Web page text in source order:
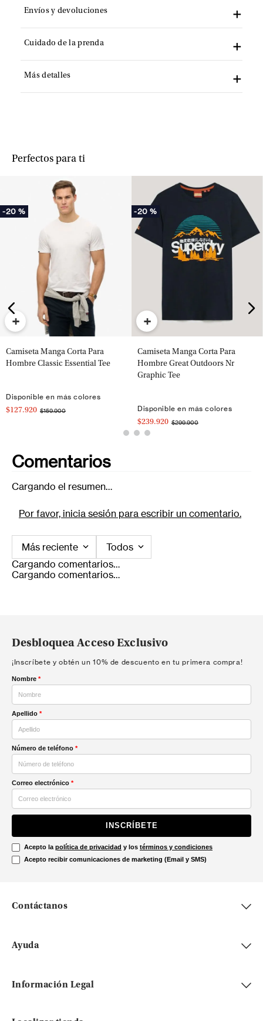
Envíos y devoluciones
Cuidado de la prenda
Más detalles
Perfectos para ti
-20 %
+
Camiseta Manga Corta Para
Hombre Classic Essential Tee
Disponible en más colores
$127.920 $159.900
-20 %
+
Camiseta Manga Corta Para
Hombre Great Outdoors Nr
Graphic Tee
Disponible en más colores
$239.920 $299.900
Comentarios
Cargando el resumen…
Por favor, inicia sesión para escribir un comentario.
Más reciente
Todos
Cargando comentarios…
Cargando comentarios…
Desbloquea Acceso Exclusivo
¡Inscríbete y obtén un 10% de descuento en tu primera compra!
Nombre *
Apellido *
Número de teléfono *
Correo electrónico *
INSCRÍBETE
Acepto la política de privacidad y los términos y condiciones
Acepto recibir comunicaciones de marketing (Email y SMS)
Contáctanos
Ayuda
Información Legal